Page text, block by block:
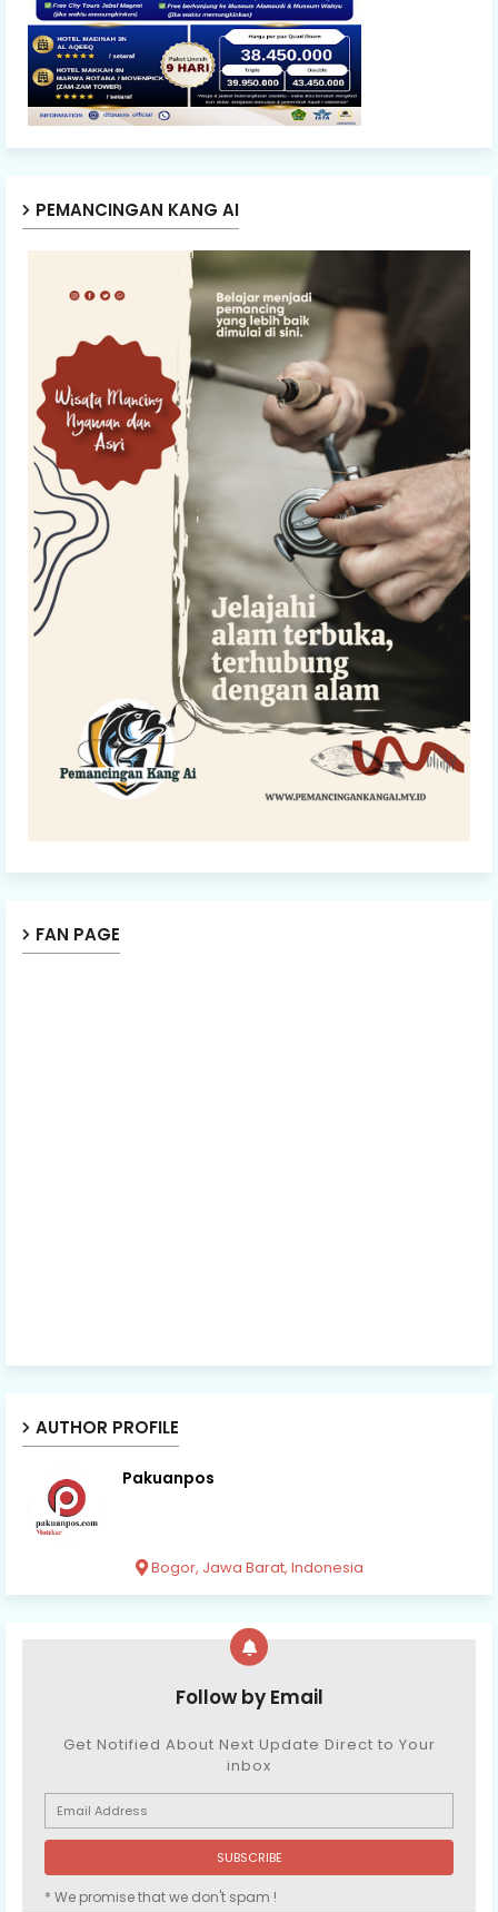
PEMANCINGAN KANG AI
FAN PAGE
AUTHOR PROFILE
Pakuanpos
Bogor, Jawa Barat, Indonesia
Follow by Email
Get Notified About Next Update Direct to Your
inbox
* We promise that we don't spam !